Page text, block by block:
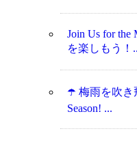
Join Us for the
を楽しもう！
☂️ 梅雨を吹き
Season! ...